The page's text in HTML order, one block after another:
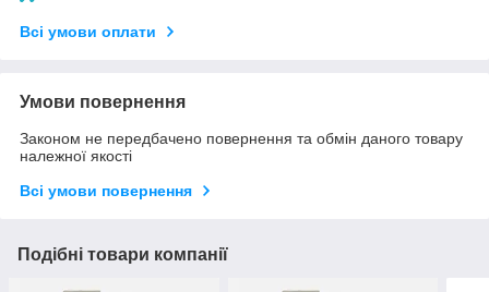
Всі умови оплати
Умови повернення
Законом не передбачено повернення та обмін даного товару
належної якості
Всі умови повернення
Подібні товари компанії